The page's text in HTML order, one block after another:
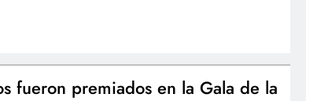
fueron premiados en la Gala de la